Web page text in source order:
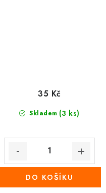
Skladem (3 ks)
35 Kč
DO KOŠÍKU